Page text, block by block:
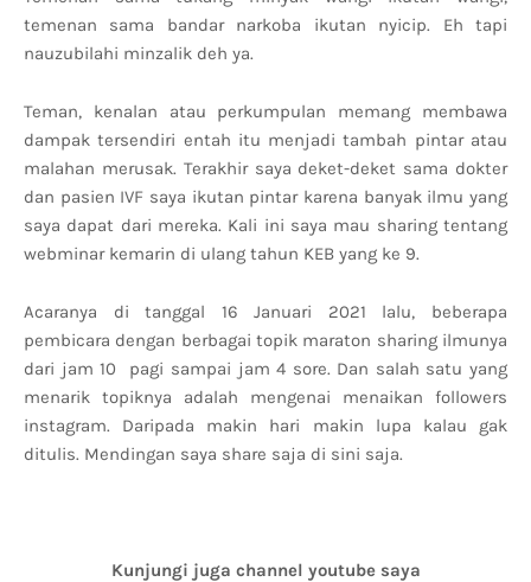
temenan sama bandar narkoba ikutan nyicip. Eh tapi
nauzubilahi minzalik deh ya.
Teman, kenalan atau perkumpulan memang membawa
dampak tersendiri entah itu menjadi tambah pintar atau
malahan merusak. Terakhir saya deket-deket sama dokter
dan pasien IVF saya ikutan pintar karena banyak ilmu yang
saya dapat dari mereka. Kali ini saya mau sharing tentang
webminar kemarin di ulang tahun KEB yang ke 9.
Acaranya di tanggal 16 Januari 2021 lalu, beberapa
pembicara dengan berbagai topik maraton sharing ilmunya
dari jam 10 pagi sampai jam 4 sore. Dan salah satu yang
menarik topiknya adalah mengenai menaikan followers
instagram. Daripada makin hari makin lupa kalau gak
ditulis. Mendingan saya share saja di sini saja.
Kunjungi juga channel youtube saya